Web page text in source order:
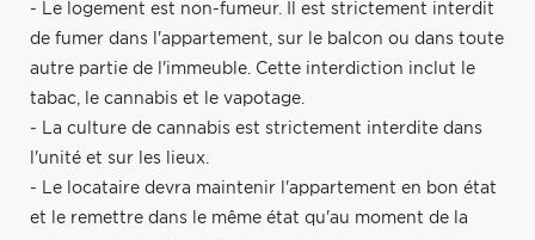
- Le logement est non-fumeur. Il est strictement interdit
de fumer dans l'appartement, sur le balcon ou dans toute
autre partie de l'immeuble. Cette interdiction inclut le
tabac, le cannabis et le vapotage.
- La culture de cannabis est strictement interdite dans
l'unité et sur les lieux.
- Le locataire devra maintenir l'appartement en bon état
et le remettre dans le même état qu'au moment de la